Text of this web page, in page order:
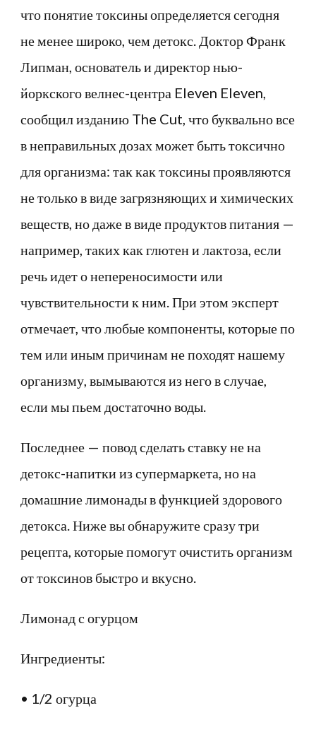
что понятие токсины определяется сегодня
не менее широко, чем детокс. Доктор Франк
Липман, основатель и директор нью-
йоркского велнес-центра Eleven Eleven,
сообщил изданию The Cut, что буквально все
в неправильных дозах может быть токсично
для организма: так как токсины проявляются
не только в виде загрязняющих и химических
веществ, но даже в виде продуктов питания —
например, таких как глютен и лактоза, если
речь идет о непереносимости или
чувствительности к ним. При этом эксперт
отмечает, что любые компоненты, которые по
тем или иным причинам не походят нашему
организму, вымываются из него в случае,
если мы пьем достаточно воды.
Последнее — повод сделать ставку не на
детокс-напитки из супермаркета, но на
домашние лимонады в функцией здорового
детокса. Ниже вы обнаружите сразу три
рецепта, которые помогут очистить организм
от токсинов быстро и вкусно.
Лимонад с огурцом
Ингредиенты:
• 1/2 огурца